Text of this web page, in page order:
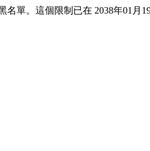
名單。這個限制已在 2038年01月